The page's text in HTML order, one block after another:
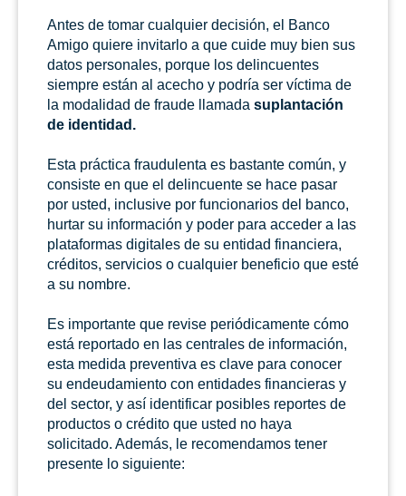
Antes de tomar cualquier decisión, el Banco
Amigo quiere invitarlo a que cuide muy bien sus
datos personales, porque los delincuentes
siempre están al acecho y podría ser víctima de
la modalidad de fraude llamada suplantación
de identidad.
Esta práctica fraudulenta es bastante común, y
consiste en que el delincuente se hace pasar
por usted, inclusive por funcionarios del banco,
hurtar su información y poder para acceder a las
plataformas digitales de su entidad financiera,
créditos, servicios o cualquier beneficio que esté
a su nombre.
Es importante que revise periódicamente cómo
está reportado en las centrales de información,
esta medida preventiva es clave para conocer
su endeudamiento con entidades financieras y
del sector, y así identificar posibles reportes de
productos o crédito que usted no haya
solicitado. Además, le recomendamos tener
presente lo siguiente: